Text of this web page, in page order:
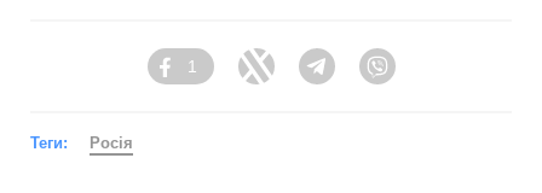
Facebook
1
Twitter TelegramViber
Теги: Росія